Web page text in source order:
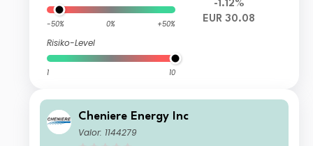
-50% 0% +50%
Risiko-Level
1 10
-1.12%
EUR 30.08
Cheniere Energy Inc
Valor: 1144279